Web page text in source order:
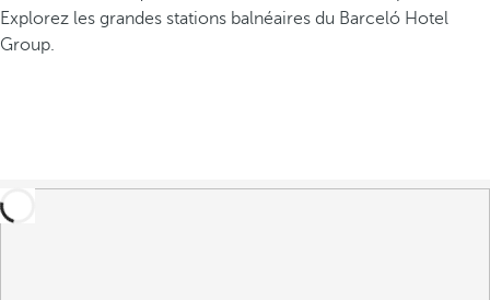
Explorez les grandes stations balnéaires du Barceló Hotel
Group.